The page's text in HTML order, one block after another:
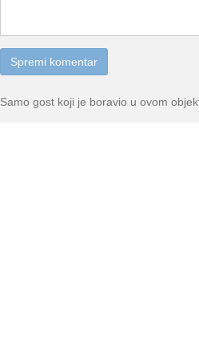
Samo gost koji je boravio u ovom